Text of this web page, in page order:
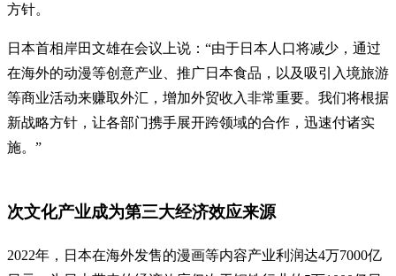
方针。
日本首相岸田文雄在会议上说：“由于日本人口将减少，通过
在海外的动漫等创意产业、推广日本食品，以及吸引入境旅游
等商业活动来赚取外汇，增加外贸收入非常重要。我们将根据
新战略方针，让各部门携手展开跨领域的合作，迅速付诸实
施。”
次文化产业成为第三大经济效应来源
2022年，日本在海外发售的漫画等内容产业利润达4万7000亿